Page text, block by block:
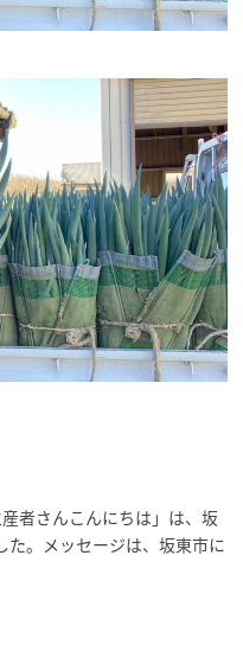
者さんこんにちは」は、坂
た。メッセージは、坂東市に